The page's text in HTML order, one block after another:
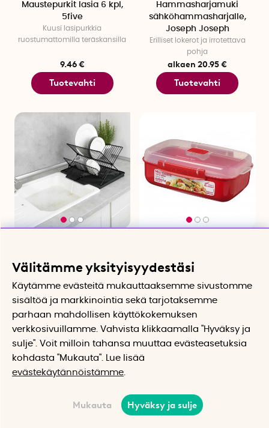
Maustepurkit lasia 6 kpl,
5five
Kuusi lasipurkkia
ruostumattomilla teräskansilla
9.46 €
Tuotevahti
Hammasharjamuki
sähköhammasharjalle,
Joseph Joseph
Erilliset lokerot ja irrotettava
pohja
alkaen 20.95 €
Tuotevahti
Taittuva ja ohjaa veden suoraan
altaaseen
50.58 €
Tuotevahti
Höyryventtiili helpottaa
lämmitystä mikrossa
9.46 €
Tuotevahti
Välitämme yksityisyydestäsi
Käytämme evästeitä mukauttaaksemme sivustomme
sisältöä ja markkinointia sekä tarjotaksemme
parhaan mahdollisen käyttökokemuksen
verkkosivuillamme. Vahvista klikkaamalla "Hyväksy ja
sulje". Voit milloin tahansa muuttaa evästeasetuksia
kohdasta "Mukauta". Lue lisää
evästekäytännöistämme
Mukauta Hyväksy ja sulje